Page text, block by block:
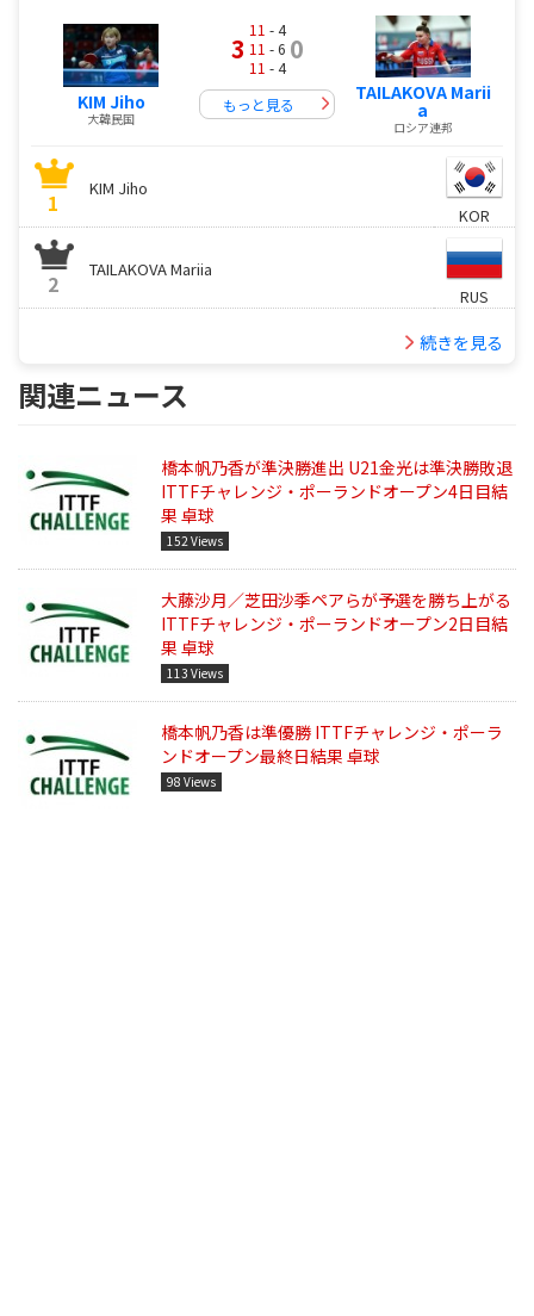
KIM Jiho
大韓民国
3
11 - 4
11 - 6
11 - 4
0
もっと見る
TAILAKOVA Marii
a
ロシア連邦
1
KIM Jiho
KOR
2
TAILAKOVA Mariia
RUS
続きを見る
関連ニュース
橋本帆乃香が準決勝進出 U21金光は準決勝敗退
ITTFチャレンジ・ポーランドオープン4日目結
果 卓球
152 Views
大藤沙月／芝田沙季ペアらが予選を勝ち上がる
ITTFチャレンジ・ポーランドオープン2日目結
果 卓球
113 Views
橋本帆乃香は準優勝 ITTFチャレンジ・ポーラ
ンドオープン最終日結果 卓球
98 Views